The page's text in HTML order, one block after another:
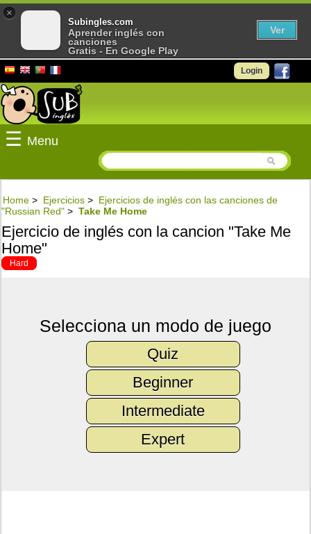
Login
☰ Menu
Home > Ejercicios > Ejercicios de inglés con las canciones de
"Russian Red" > Take Me Home
Ejercicio de inglés con la cancion "Take Me
Home"
Hard
Selecciona un modo de juego
Quiz
Beginner
Intermediate
Expert
×
Subingles.com
Aprender inglés con
canciones
Gratis - En Google Play
Ver